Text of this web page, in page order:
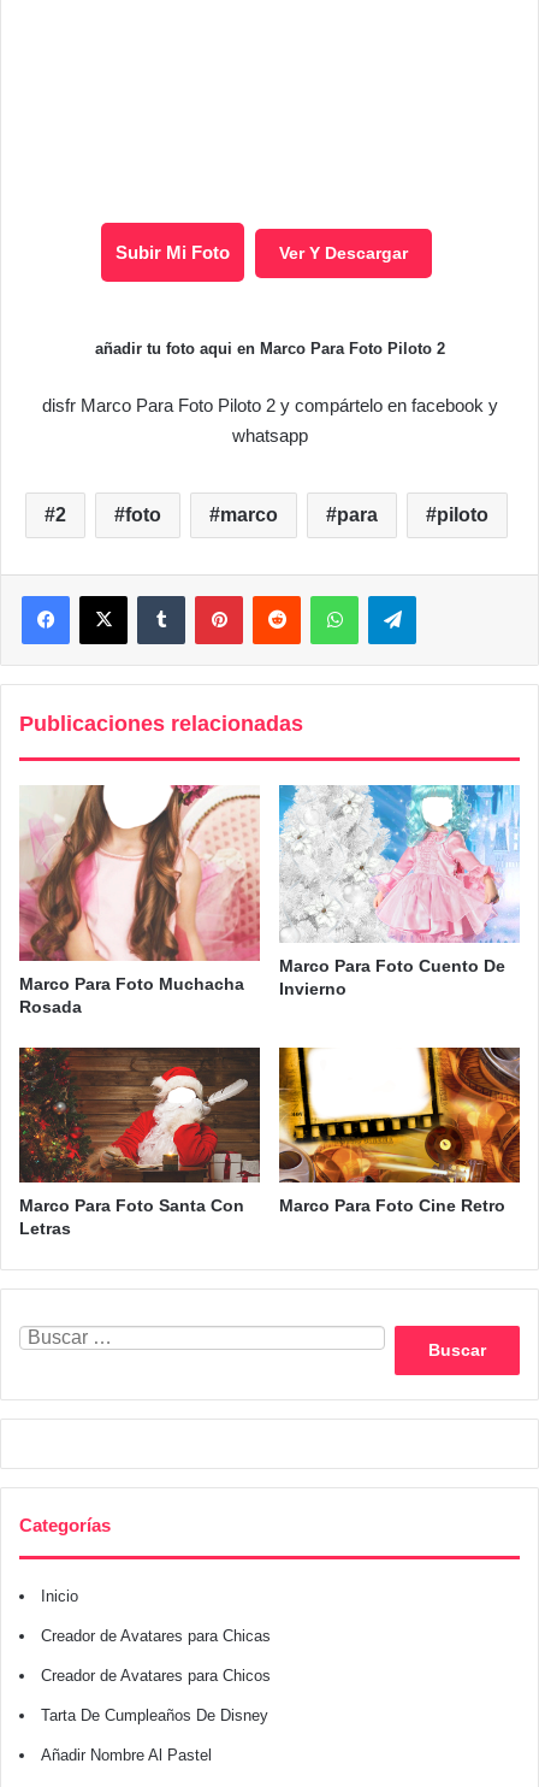
Subir Mi Foto Ver Y Descargar
añadir tu foto aqui en Marco Para Foto Piloto 2
disfr Marco Para Foto Piloto 2 y compártelo en facebook y
whatsapp
2 foto marco para piloto
FacebookX Tumblr PinterestReddit WhatsAppTelegram
Publicaciones relacionadas
Marco Para Foto Muchacha
Rosada
Marco Para Foto Cuento De
Invierno
Marco Para Foto Santa Con
Letras
Marco Para Foto Cine Retro
Categorías
Inicio
Creador de Avatares para Chicas
Creador de Avatares para Chicos
Tarta De Cumpleaños De Disney
Añadir Nombre Al Pastel